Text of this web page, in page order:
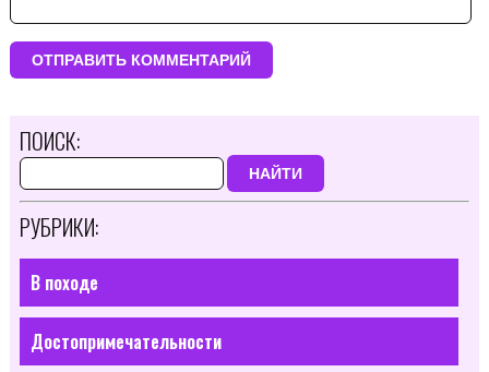
ПОИСК:
НАЙТИ
РУБРИКИ:
В походе
Достопримечательности